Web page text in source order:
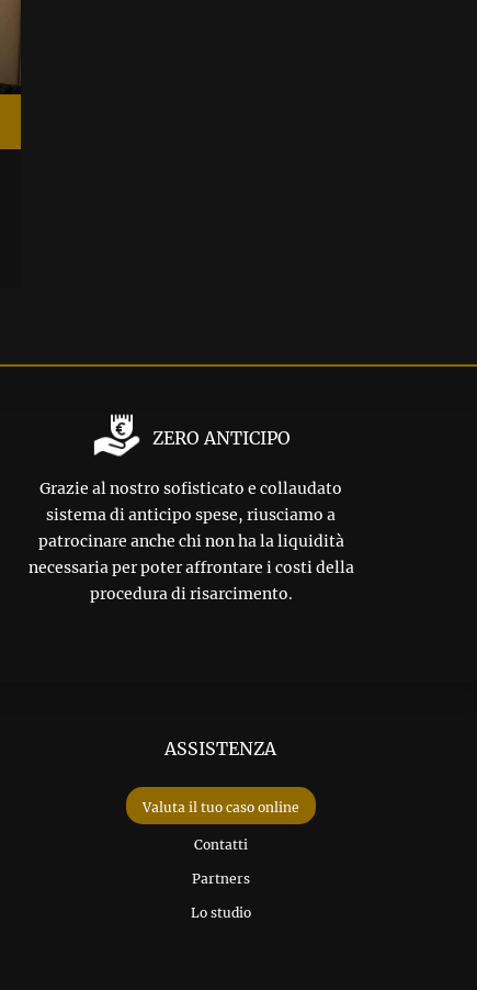
ZERO ANTICIPO
Grazie al nostro sofisticato e collaudato
sistema di anticipo spese, riusciamo a
patrocinare anche chi non ha la liquidità
necessaria per poter affrontare i costi della
procedura di risarcimento.
ASSISTENZA
Valuta il tuo caso online
Contatti
Partners
Lo studio